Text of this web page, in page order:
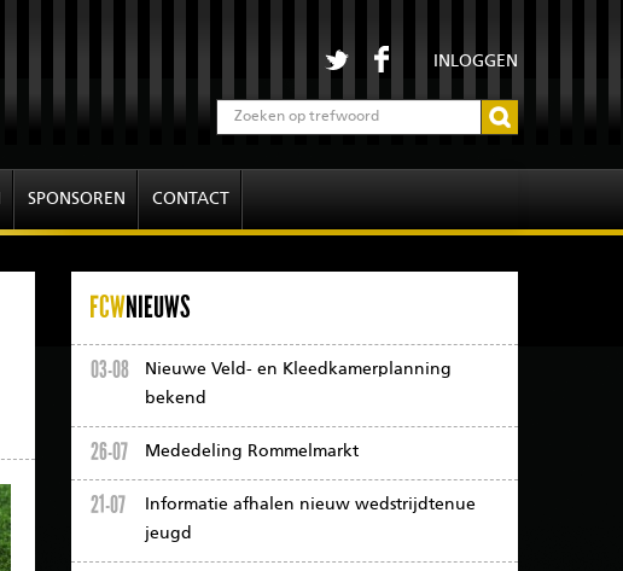
INLOGGEN
SPONSOREN CONTACT
FCWNIEUWS
03-08
Nieuwe Veld- en Kleedkamerplanning
bekend
26-07 Mededeling Rommelmarkt
21-07
Informatie afhalen nieuw wedstrijdtenue
jeugd